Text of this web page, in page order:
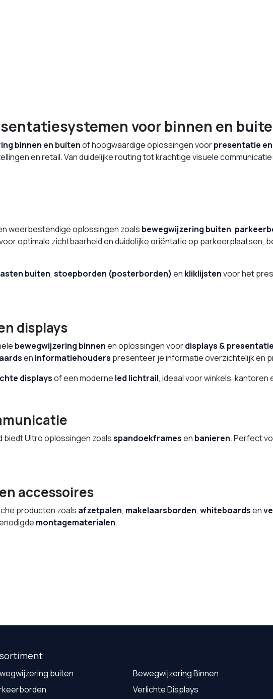
voor binnen en
binnen en buitenof hoogwaardige oplossingen voorpresentatie
en retail. Van duidelijke routing tot krachtige visuele
weerbestendige oplossingen zoals bewegwijzering buiten,
optimale zichtbaarheid en duidelijke oriëntatie op parkeerplaatsen,
buiten, stoepborden (posterborden) en kliklijstenvoor het
displays
bewegwijzering binnenen oplossingen voordisplays & presentatie
en informatiehouders presenteer je informatie overzichtelijk en
displaysof een moderne led lichtrail, ideaal voor winkels, kantoren
biedt Ultro oplossingen zoalsspandoekframesen banieren. Perfect
accessoires
producten zoals afzetpalen, makelaarsborden, whiteboardsen
montagematerialen.
buiten
Bewegwijzering Binnen
Verlichte Displays